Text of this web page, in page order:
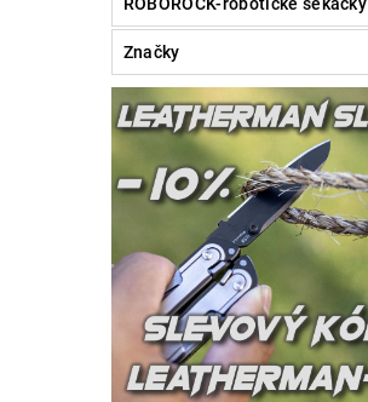
Značky